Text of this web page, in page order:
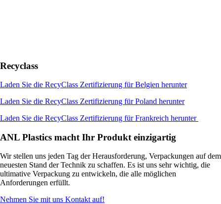
Recyclass
Laden Sie die RecyClass Zertifizierung für Belgien herunter
Laden Sie die RecyClass Zertifizierung für Poland herunter
Laden Sie die RecyClass Zertifizierung für Frankreich herunter
ANL Plastics macht Ihr Produkt einzigartig
Wir stellen uns jeden Tag der Herausforderung, Verpackungen auf dem
neuesten Stand der Technik zu schaffen. Es ist uns sehr wichtig, die
ultimative Verpackung zu entwickeln, die alle möglichen
Anforderungen erfüllt.
Nehmen Sie mit uns Kontakt auf!